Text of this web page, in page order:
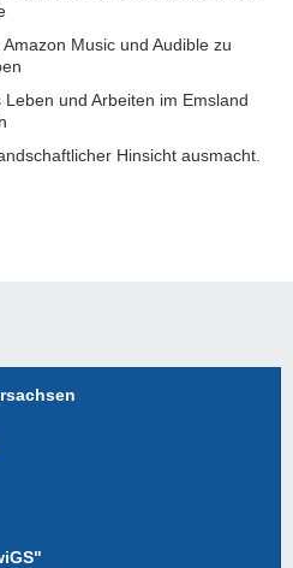
Music und Audible zu
und Arbeiten im Emsland
Hinsicht ausmacht.